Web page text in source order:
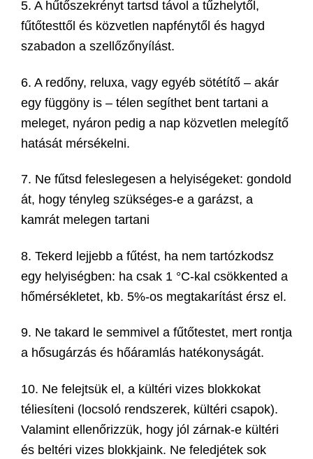
5. A hűtőszekrényt tartsd távol a tűzhelytől,
fűtőtesttől és közvetlen napfénytől és hagyd
szabadon a szellőzőnyílást.
6. A redőny, reluxa, vagy egyéb sötétítő – akár
egy függöny is – télen segíthet bent tartani a
meleget, nyáron pedig a nap közvetlen melegítő
hatását mérsékelni.
7. Ne fűtsd feleslegesen a helyiségeket: gondold
át, hogy tényleg szükséges-e a garázst, a
kamrát melegen tartani
8. Tekerd lejjebb a fűtést, ha nem tartózkodsz
egy helyiségben: ha csak 1 °C-kal csökkented a
hőmérsékletet, kb. 5%-os megtakarítást érsz el.
9. Ne takard le semmivel a fűtőtestet, mert rontja
a hősugárzás és hőáramlás hatékonyságát.
10. Ne felejtsük el, a kültéri vizes blokkokat
téliesíteni (locsoló rendszerek, kültéri csapok).
Valamint ellenőrizzük, hogy jól zárnak-e kültéri
és beltéri vizes blokkjaink. Ne feledjétek sok